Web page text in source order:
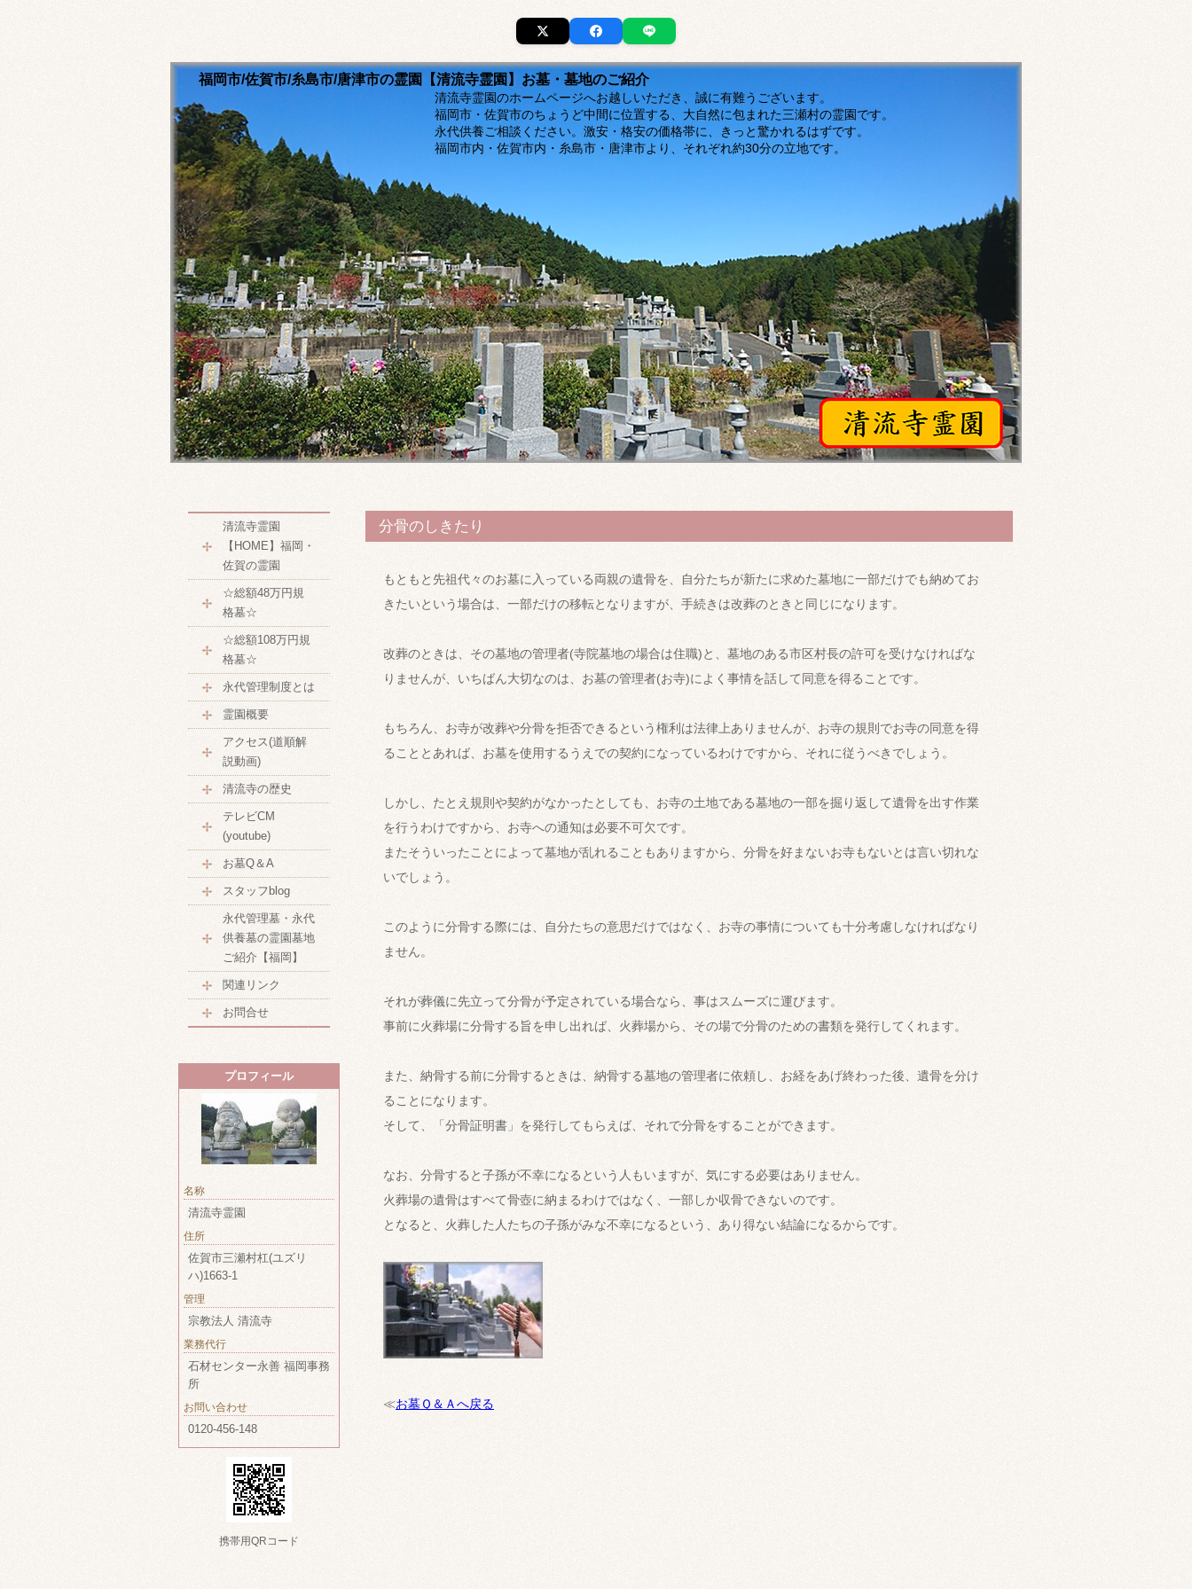
福岡市/佐賀市/糸島市/唐津市の霊園【清流寺霊園】お墓・墓地のご紹介
清流寺霊園のホームページへお越しいただき、誠に有難うございます。
福岡市・佐賀市のちょうど中間に位置する、大自然に包まれた三瀬村の霊園です。
永代供養ご相談ください。激安・格安の価格帯に、きっと驚かれるはずです。
福岡市内・佐賀市内・糸島市・唐津市より、それぞれ約30分の立地です。
分骨のしきたり
もともと先祖代々のお墓に入っている両親の遺骨を、自分たちが新たに求めた墓地に一部だけでも納めてお
きたいという場合は、一部だけの移転となりますが、手続きは改葬のときと同じになります。
改葬のときは、その墓地の管理者(寺院墓地の場合は住職)と、墓地のある市区村長の許可を受けなければな
りませんが、いちばん大切なのは、お墓の管理者(お寺)によく事情を話して同意を得ることです。
もちろん、お寺が改葬や分骨を拒否できるという権利は法律上ありませんが、お寺の規則でお寺の同意を得
ることとあれば、お墓を使用するうえでの契約になっているわけですから、それに従うべきでしょう。
しかし、たとえ規則や契約がなかったとしても、お寺の土地である墓地の一部を掘り返して遺骨を出す作業
を行うわけですから、お寺への通知は必要不可欠です。
またそういったことによって墓地が乱れることもありますから、分骨を好まないお寺もないとは言い切れな
いでしょう。
このように分骨する際には、自分たちの意思だけではなく、お寺の事情についても十分考慮しなければなり
ません。
それが葬儀に先立って分骨が予定されている場合なら、事はスムーズに運びます。
事前に火葬場に分骨する旨を申し出れば、火葬場から、その場で分骨のための書類を発行してくれます。
また、納骨する前に分骨するときは、納骨する墓地の管理者に依頼し、お経をあげ終わった後、遺骨を分け
ることになります。
そして、「分骨証明書」を発行してもらえば、それで分骨をすることができます。
なお、分骨すると子孫が不幸になるという人もいますが、気にする必要はありません。
火葬場の遺骨はすべて骨壺に納まるわけではなく、一部しか収骨できないのです。
となると、火葬した人たちの子孫がみな不幸になるという、あり得ない結論になるからです。
≪お墓Ｑ＆Ａへ戻る
清流寺霊園
【HOME】福岡・
佐賀の霊園
☆総額48万円規
格墓☆
☆総額108万円規
格墓☆
永代管理制度とは
霊園概要
アクセス(道順解
説動画)
清流寺の歴史
テレビCM
(youtube)
お墓Q＆A
スタッフblog
永代管理墓・永代
供養墓の霊園墓地
ご紹介【福岡】
関連リンク
お問合せ
プロフィール
名称
清流寺霊園
住所
佐賀市三瀬村杠(ユズリ
ハ)1663-1
管理
宗教法人 清流寺
業務代行
石材センター永善 福岡事務
所
お問い合わせ
0120-456-148
携帯用QRコード